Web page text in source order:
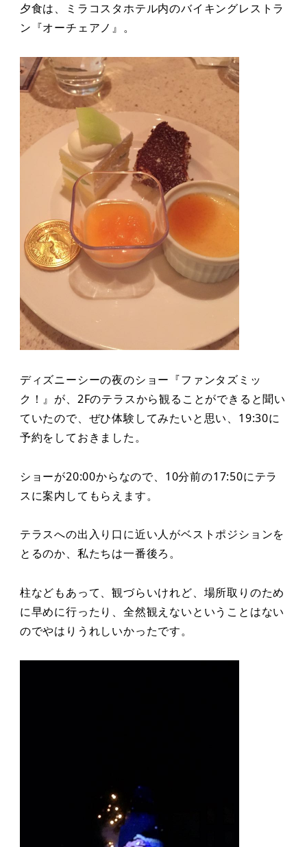
夕食は、ミラコスタホテル内のバイキングレストラ
ン『オーチェアノ』。
ディズニーシーの夜のショー『ファンタズミッ
ク！』が、2Fのテラスから観ることができると聞い
ていたので、ぜひ体験してみたいと思い、19:30に
予約をしておきました。
ショーが20:00からなので、10分前の17:50にテラ
スに案内してもらえます。
テラスへの出入り口に近い人がベストポジションを
とるのか、私たちは一番後ろ。
柱などもあって、観づらいけれど、場所取りのため
に早めに行ったり、全然観えないということはない
のでやはりうれしいかったです。